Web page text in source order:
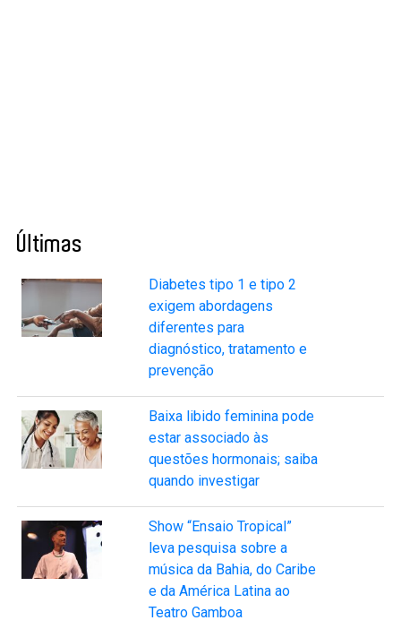
Últimas
Diabetes tipo 1 e tipo 2
exigem abordagens
diferentes para
diagnóstico, tratamento e
prevenção
Baixa libido feminina pode
estar associado às
questões hormonais; saiba
quando investigar
Show “Ensaio Tropical”
leva pesquisa sobre a
música da Bahia, do Caribe
e da América Latina ao
Teatro Gamboa